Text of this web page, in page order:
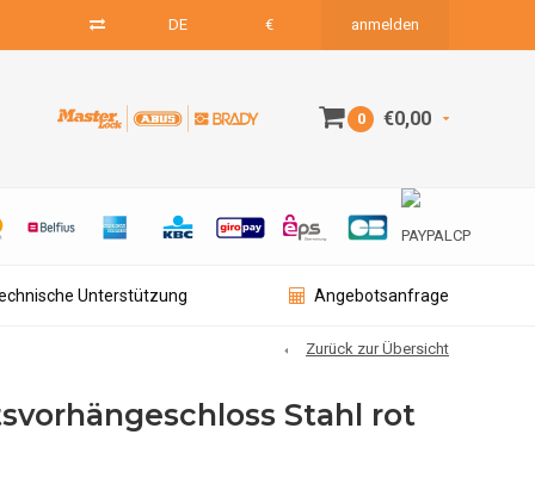
DE € anmelden
0 €0,00
Unterstützung Angebotsanfrage
Zurück zur Übersicht
Stahl rot